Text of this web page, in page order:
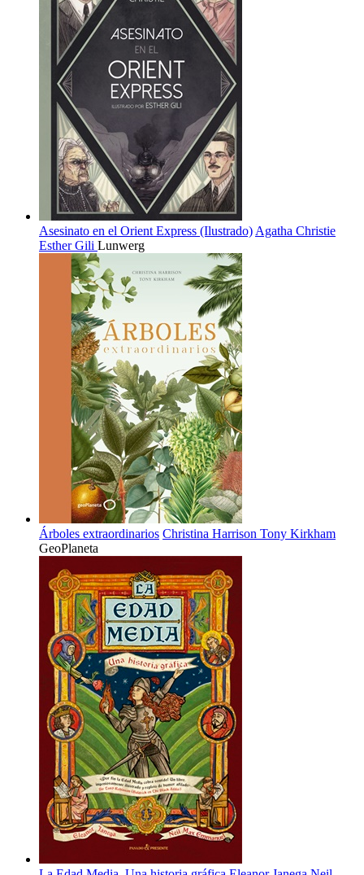
Asesinato en el Orient Express (Ilustrado) Agatha Christie
Esther Gili Lunwerg
Árboles extraordinarios Christina Harrison Tony Kirkham
GeoPlaneta